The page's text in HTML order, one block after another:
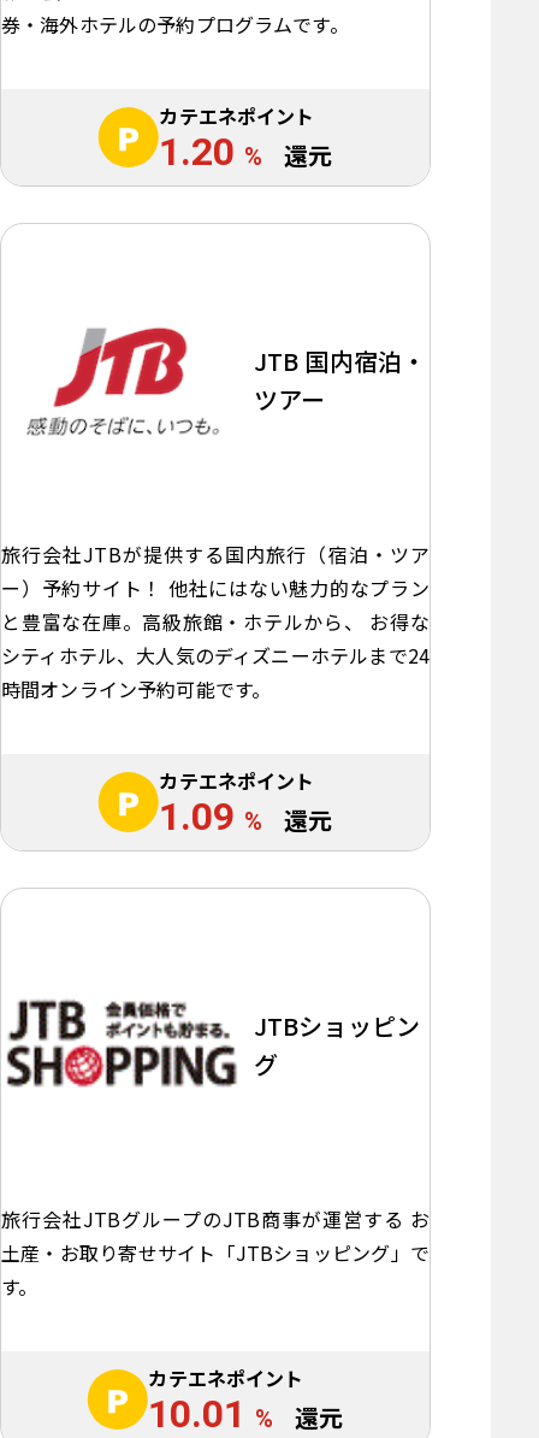
券・海外ホテルの予約プログラムです。
カテエネポイント
1.20 % 還元
JTB 国内宿泊・
ツアー
旅行会社JTBが提供する国内旅行（宿泊・ツア
ー）予約サイト！ 他社にはない魅力的なプラン
と豊富な在庫。高級旅館・ホテルから、 お得な
シティホテル、大人気のディズニーホテルまで24
時間オンライン予約可能です。
カテエネポイント
1.09 % 還元
JTBショッピン
グ
旅行会社JTBグループのJTB商事が運営する お
土産・お取り寄せサイト「JTBショッピング」で
す。
カテエネポイント
10.01 % 還元